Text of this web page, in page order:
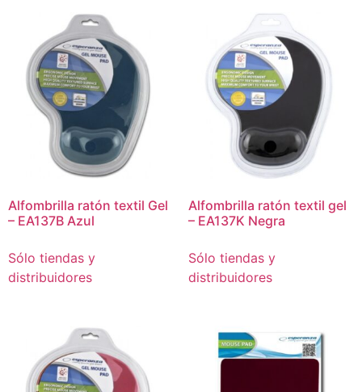
Alfombrilla ratón textil Gel
– EA137B Azul
Sólo tiendas y
distribuidores
Alfombrilla ratón textil gel
– EA137K Negra
Sólo tiendas y
distribuidores